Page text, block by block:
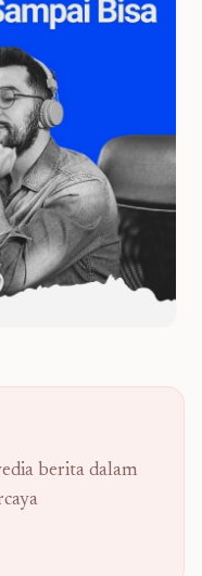
berita dalam